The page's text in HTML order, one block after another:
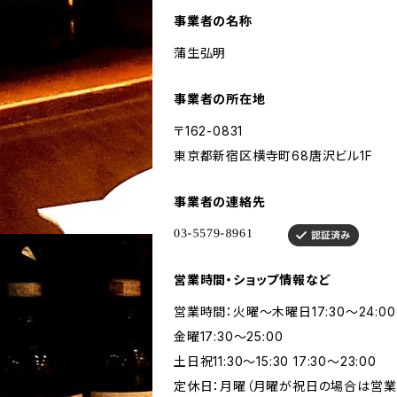
事業者の名称
蒲生弘明
事業者の所在地
〒162-0831
東京都新宿区横寺町68唐沢ビル1F
事業者の連絡先
営業時間・ショップ情報など
営業時間：火曜～木曜日17:30～24:00
金曜17:30～25:00
土日祝11:30～15:30 17:30～23:00
定休日：月曜（月曜が祝日の場合は営業